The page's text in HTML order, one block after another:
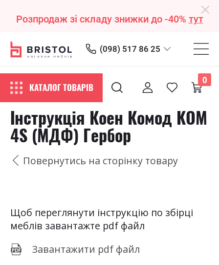
Розпродаж зі складу знижки до -40% тут
(098) 517 86 25
КАТАЛОГ ТОВАРІВ
0
Інструкція Коен Комод KOM
4S (МДФ) Гербор
Повернутись на сторінку товару
Щоб переглянути інструкцію по збірці
меблів завантажте pdf файл
Завантажити pdf файл